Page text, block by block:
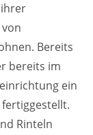
Bereits
bereits im
ein
Rinteln